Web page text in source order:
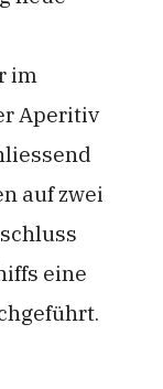
im
Aperitiv
auf zwei
eine